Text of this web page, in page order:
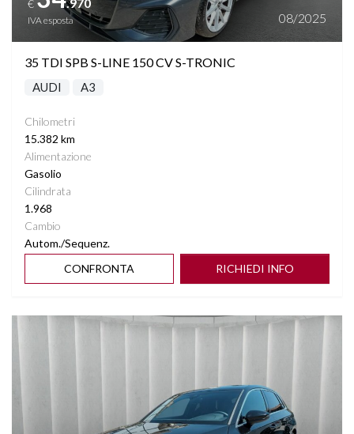
SEDILI RISCALDABILI
SPECCHIETTO RETROVISORE FOTOCROMATICO
START&STOP
TASCHE SU RETROSCHIENALI SEDILI
TELECAMERA POSTERIORE
€ .970
IVA esposta 08/2025
35 TDI SPB S-LINE 150 CV S-TRONIC
AUDI A3
Chilometri
15.382 km
Alimentazione
Gasolio
Cilindrata
1.968
Cambio
Autom./Sequenz.
CONFRONTA
RICHIEDI INFO
Vedi dettagli